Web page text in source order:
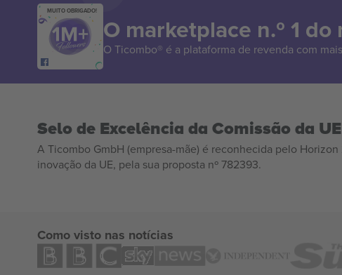
MUITO OBRIGADO!
O marketplace n.º 1 do
O Ticombo® é a plataforma de revenda com
Selo de Excelência da Comissão da UE
A Ticombo GmbH (empresa-mãe) é reconhecida pelo
inovação da UE, pela sua proposta nº 782393.
Como visto nas notícias